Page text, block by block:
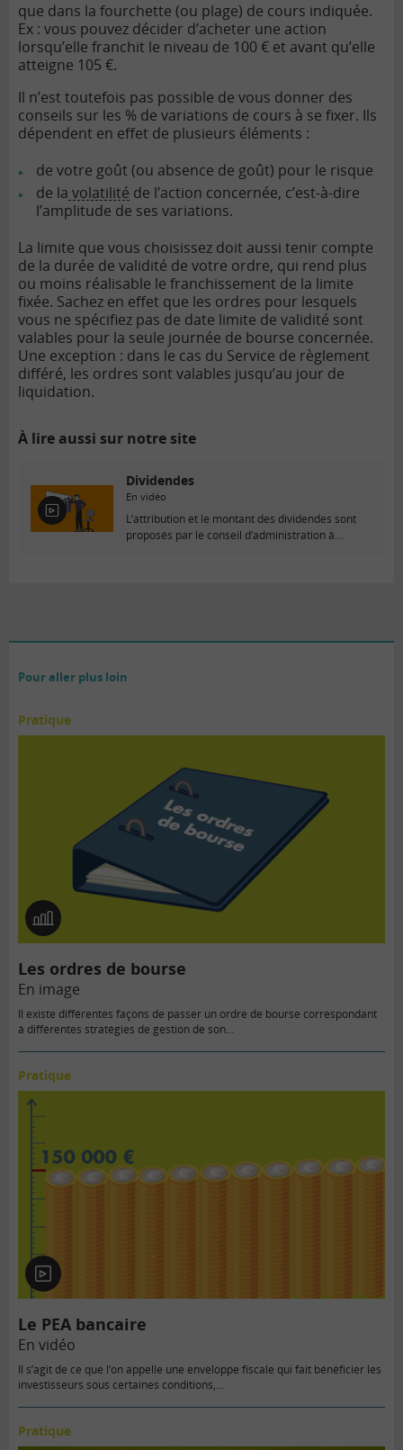
que dans la fourchette (ou plage) de cours indiquée.
Ex : vous pouvez décider d’acheter une action
lorsqu’elle franchit le niveau de 100 € et avant qu’elle
atteigne 105 €.
Il n’est toutefois pas possible de vous donner des
conseils sur les % de variations de cours à se fixer. Ils
dépendent en effet de plusieurs éléments :
de votre goût (ou absence de goût) pour le risque
de la volatilité de l’action concernée, c’est-à-dire
l’amplitude de ses variations.
La limite que vous choisissez doit aussi tenir compte
de la durée de validité de votre ordre, qui rend plus
ou moins réalisable le franchissement de la limite
fixée. Sachez en effet que les ordres pour lesquels
vous ne spécifiez pas de date limite de validité sont
valables pour la seule journée de bourse concernée.
Une exception : dans le cas du Service de règlement
différé, les ordres sont valables jusqu’au jour de
liquidation.
À lire aussi sur notre site
E
n
Dividendes
En vidéo
L’attribution et le montant des dividendes sont
proposés par le conseil d’administration à
Pour aller plus loin
Pratique
En
image
Les ordres de bourse
En image
Il existe différentes façons de passer un ordre de bourse correspondant
à différentes stratégies de gestion de son…
Pratique
En
vidéo
Le PEA bancaire
En vidéo
Il s’agit de ce que l’on appelle une enveloppe fiscale qui fait bénéficier les
investisseurs sous certaines conditions,…
Pratique